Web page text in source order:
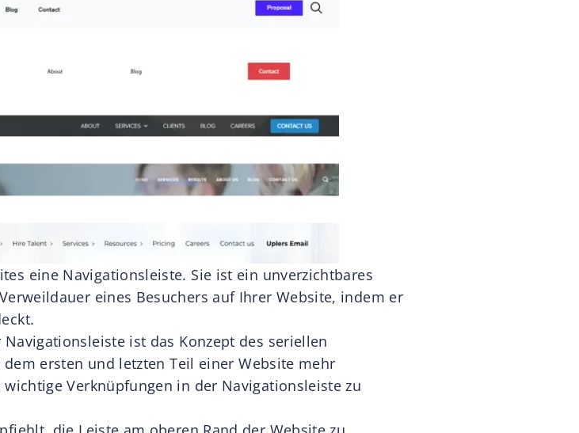
eine Navigationsleiste. Sie ist ein unverzichtbares
eines Besuchers auf Ihrer Website, indem er
ist das Konzept des seriellen
ersten und letzten Teil einer Website mehr
Verknüpfungen in der Navigationsleiste zu